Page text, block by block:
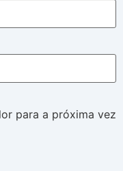
para a próxima vez